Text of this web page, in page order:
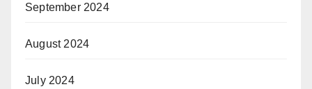
September 2024
August 2024
July 2024